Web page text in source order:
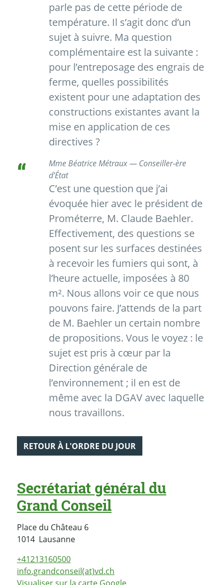
parle pas de cette période de
température. Il s’agit donc d’un
sujet à suivre. Ma question
complémentaire est la suivante :
pour l’entreposage des engrais de
ferme, quelles possibilités
existent pour une adaptation des
constructions existantes avant la
mise en application de ces
directives ?
Mme Béatrice Métraux — Conseiller-ère
d'État
C’est une question que j’ai
évoquée hier avec le président de
Prométerre, M. Claude Baehler.
Effectivement, des questions se
posent sur les surfaces destinées
à recevoir les fumiers qui sont, à
l’heure actuelle, imposées à 80
m². Nous allons voir ce que nous
pouvons faire. J’attends de la part
de M. Baehler un certain nombre
de propositions. Vous le voyez : le
sujet est pris à cœur par la
Direction générale de
l’environnement ; il en est de
même avec la DGAV avec laquelle
nous travaillons.
RETOUR À L'ORDRE DU JOUR
Secrétariat général du
Grand Conseil
Place du Château 6
1014 LausanneSuisse
+41213160500
info.grandconseil(at)vd.ch